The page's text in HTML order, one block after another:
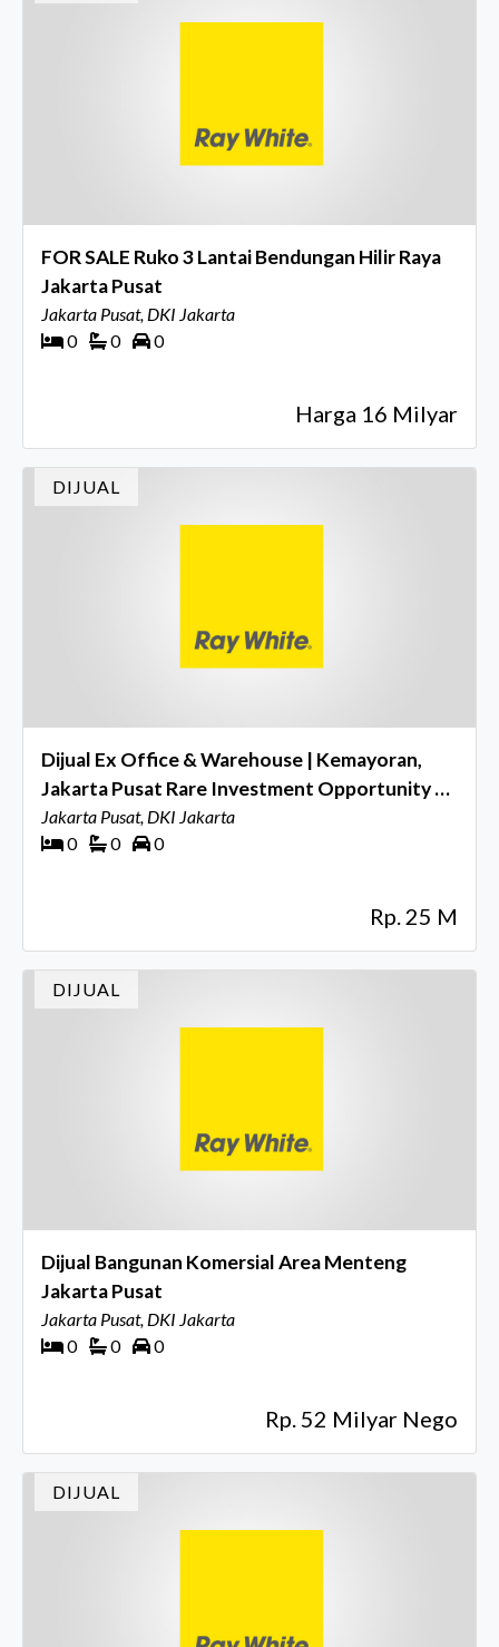
FOR SALE Ruko 3 Lantai Bendungan Hilir Raya
Jakarta Pusat
Jakarta Pusat, DKI Jakarta
0
0 0
Harga 16 Milyar
DIJUAL
Dijual Ex Office & Warehouse | Kemayoran,
Jakarta Pusat Rare Investment Opportunity di
Kawasan Bisnis Strategis Jakarta
Jakarta Pusat, DKI Jakarta
0
0 0
Rp. 25 M
DIJUAL
Dijual Bangunan Komersial Area Menteng
Jakarta Pusat
Jakarta Pusat, DKI Jakarta
0
0 0
Rp. 52 Milyar Nego
DIJUAL